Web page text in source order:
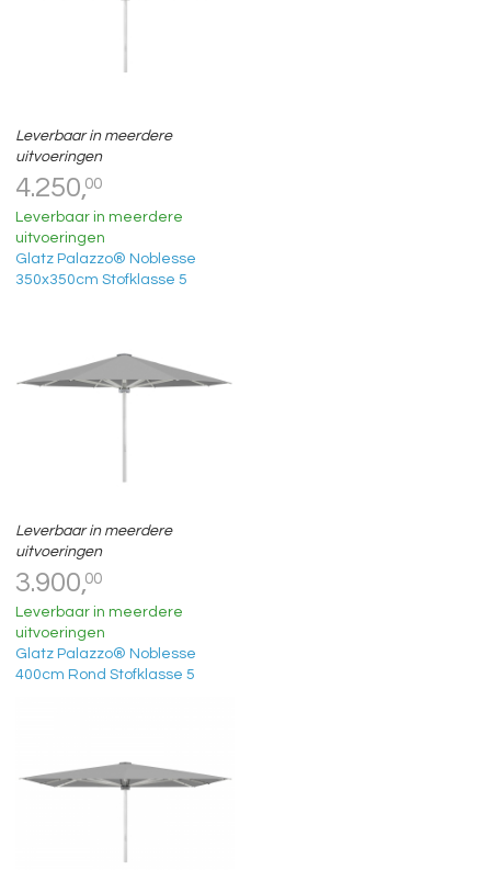
Leverbaar in meerdere
uitvoeringen
4.250,00
Leverbaar in meerdere
uitvoeringen
Glatz Palazzo® Noblesse
350x350cm Stofklasse 5
Leverbaar in meerdere
uitvoeringen
3.900,00
Leverbaar in meerdere
uitvoeringen
Glatz Palazzo® Noblesse
400cm Rond Stofklasse 5